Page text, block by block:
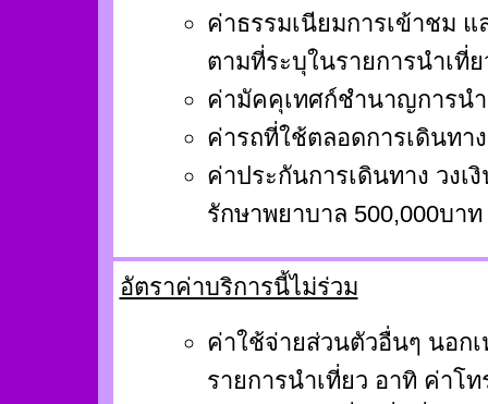
ค่าธรรมเนียมการเข้าชม
ตามที่ระบุในรายการนำเที่
ค่ามัคคุเทศก์ชำนาญการน
ค่ารถที่ใช้ตลอดการเดินทาง
ค่าประกันการเดินทาง วงเ
รักษาพยาบาล 500,000บาท
อัตราค่าบริการนี้ไม่ร่วม
ค่าใช้จ่ายส่วนตัวอื่นๆ นอก
รายการนำเที่ยว อาทิ ค่าโ